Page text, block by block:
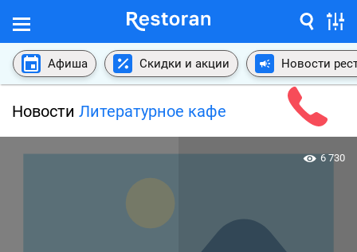
Афиша Скидки и акции Новости
Новости Литературное кафе
6 730